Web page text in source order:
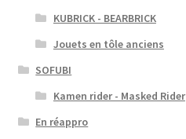
KUBRICK - BEARBRICK
Jouets en tôle anciens
SOFUBI
Kamen rider - Masked Rider
En réappro